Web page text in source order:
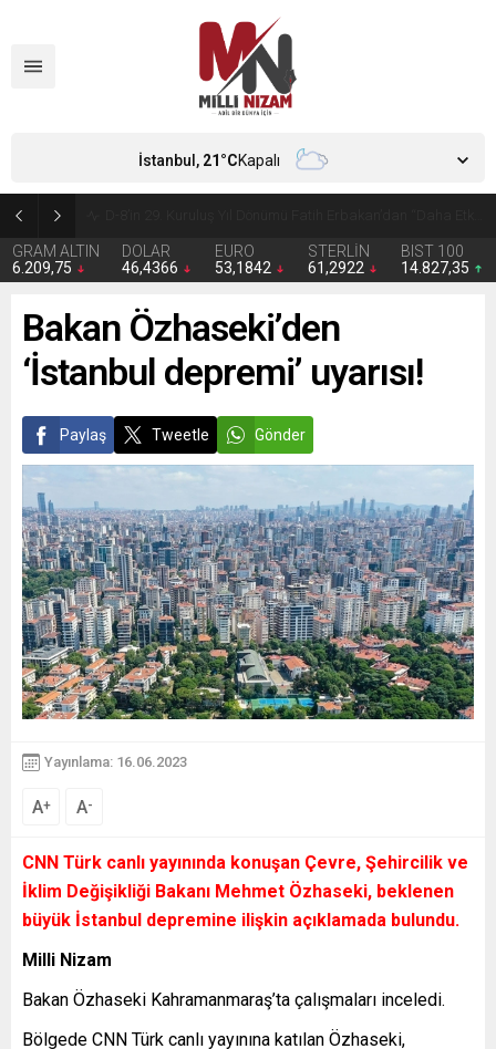
GRAM ALTIN
6.209,75
DOLAR
46,4366
EURO
53,1842
STERLİN
61,2922
BIST 100
14.827,35
İstanbul, 21°CKapalı
Bakan Özhaseki’den
‘İstanbul depremi’ uyarısı!
Paylaş Tweetle Gönder
Yayınlama: 16.06.2023
A+ A-
CNN Türk canlı yayınında konuşan Çevre, Şehircilik ve
İklim Değişikliği Bakanı Mehmet Özhaseki, beklenen
büyük İstanbul depremine ilişkin açıklamada bulundu.
Milli Nizam
Bakan Özhaseki Kahramanmaraş’ta çalışmaları inceledi.
Bölgede CNN Türk canlı yayınına katılan Özhaseki,